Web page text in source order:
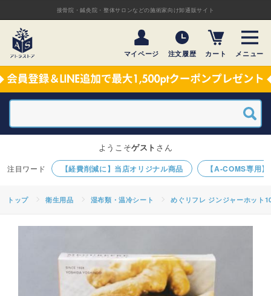
接骨院・鍼灸院・整体サロンなどの施術家向け卸通販サイト
マイページ 注文履歴 カート メニュー
【経費削減に】当店オリジナル商品 【A-COMS専用
ようこそゲスト さん
トップ 衛生用品 湿布類・温冷シート めぐリフレ ジンジャーホット